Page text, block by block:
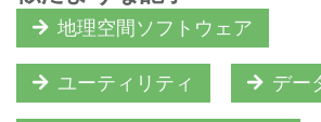
地理空間ソフトウェア
ユーティリティ デー